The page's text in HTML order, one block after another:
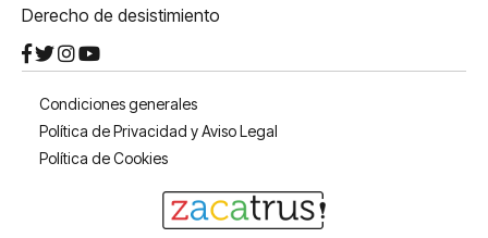
Derecho de desistimiento
Condiciones generales
Política de Privacidad y Aviso Legal
Política de Cookies